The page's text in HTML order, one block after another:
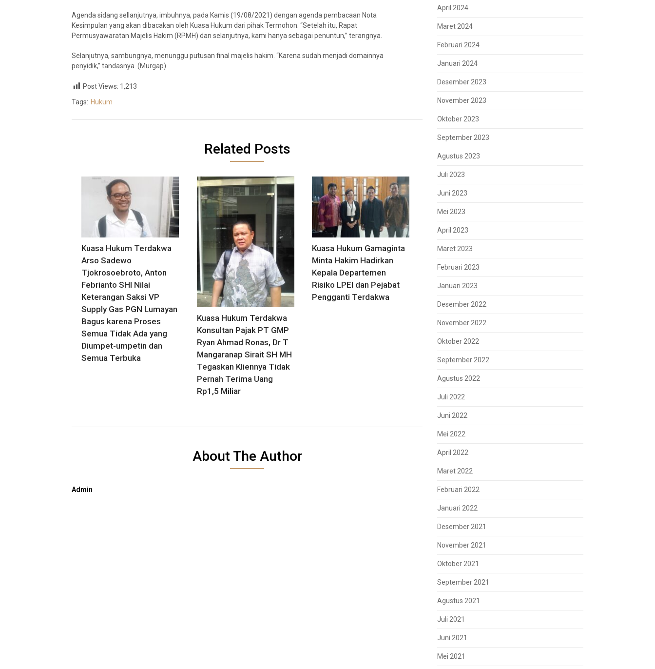
Agenda sidang sellanjutnya, imbuhnya, pada Kamis (19/08/2021) dengan agenda pembacaan Nota
Kesimpulan yang akan dibacakan oleh Kuasa Hukum dari pihak Termohon. “Setelah itu, Rapat
Permusyawaratan Majelis Hakim (RPMH) dan selanjutnya, kami hanya sebagai penuntun,” terangnya.
Selanjutnya, sambungnya, menunggu putusan final majelis hakim. “Karena sudah menjadi domainnya
penyidik,” tandasnya. (Murgap)
Post Views: 1,213
Tags: Hukum
Related Posts
Kuasa Hukum Terdakwa
Arso Sadewo
Tjokrosoebroto, Anton
Febrianto SHI Nilai
Keterangan Saksi VP
Supply Gas PGN Lumayan
Bagus karena Proses
Semua Tidak Ada yang
Diumpet-umpetin dan
Semua Terbuka
Kuasa Hukum Terdakwa
Konsultan Pajak PT GMP
Ryan Ahmad Ronas, Dr T
Mangaranap Sirait SH MH
Tegaskan Kliennya Tidak
Pernah Terima Uang
Rp1,5 Miliar
Kuasa Hukum Gamaginta
Minta Hakim Hadirkan
Kepala Departemen
Risiko LPEI dan Pejabat
Pengganti Terdakwa
About The Author
Admin
April 2024
Maret 2024
Februari 2024
Januari 2024
Desember 2023
November 2023
Oktober 2023
September 2023
Agustus 2023
Juli 2023
Juni 2023
Mei 2023
April 2023
Maret 2023
Februari 2023
Januari 2023
Desember 2022
November 2022
Oktober 2022
September 2022
Agustus 2022
Juli 2022
Juni 2022
Mei 2022
April 2022
Maret 2022
Februari 2022
Januari 2022
Desember 2021
November 2021
Oktober 2021
September 2021
Agustus 2021
Juli 2021
Juni 2021
Mei 2021